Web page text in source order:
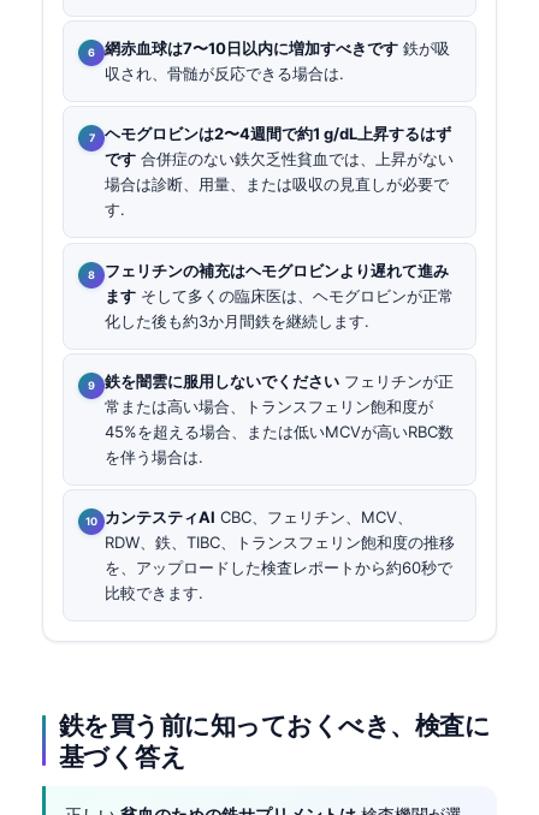
網赤血球は7〜10日以内に増加すべきです 鉄が吸
収され、骨髄が反応できる場合は.
ヘモグロビンは2〜4週間で約1 g/dL上昇するはず
です 合併症のない鉄欠乏性貧血では、上昇がない
場合は診断、用量、または吸収の見直しが必要で
す.
フェリチンの補充はヘモグロビンより遅れて進み
ます そして多くの臨床医は、ヘモグロビンが正常
化した後も約3か月間鉄を継続します.
鉄を闇雲に服用しないでください フェリチンが正
常または高い場合、トランスフェリン飽和度が
45%を超える場合、または低いMCVが高いRBC数
を伴う場合は.
カンテスティAI CBC、フェリチン、MCV、
RDW、鉄、TIBC、トランスフェリン飽和度の推移
を、アップロードした検査レポートから約60秒で
比較できます.
鉄を買う前に知っておくべき、検査に
基づく答え